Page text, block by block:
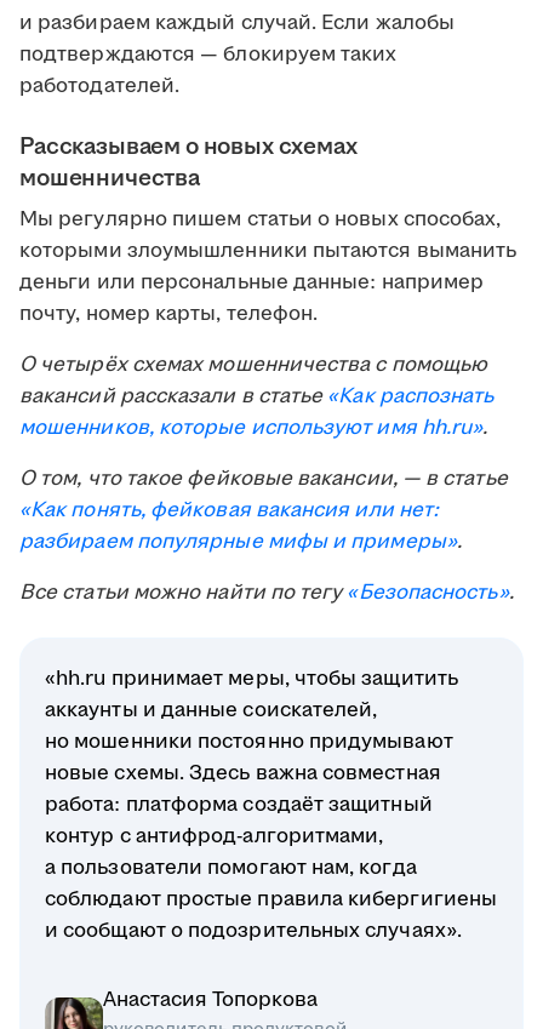
и разбираем каждый случай. Если жалобы
подтверждаются — блокируем таких
работодателей.
Рассказываем о новых схемах
мошенничества
Мы регулярно пишем статьи о новых способах,
которыми злоумышленники пытаются выманить
деньги или персональные данные: например
почту, номер карты, телефон.
О четырёх схемах мошенничества с помощью
вакансий рассказали в статье«Как распознать
мошенников, которые используют имяhh.ru».
О том, что такое фейковые вакансии, — в статье
«Как понять, фейковая вакансия или нет:
разбираем популярные мифы и примеры».
Все статьи можно найти по тегу«Безопасность».
«hh.ru принимает меры, чтобы защитить
аккаунты и данные соискателей,
но мошенники постоянно придумывают
новые схемы. Здесь важна совместная
работа: платформа создаёт защитный
контур с антифрод-алгоритмами,
а пользователи помогают нам, когда
соблюдают простые правила кибергигиены
и сообщают о подозрительных случаях».
Анастасия Топоркова